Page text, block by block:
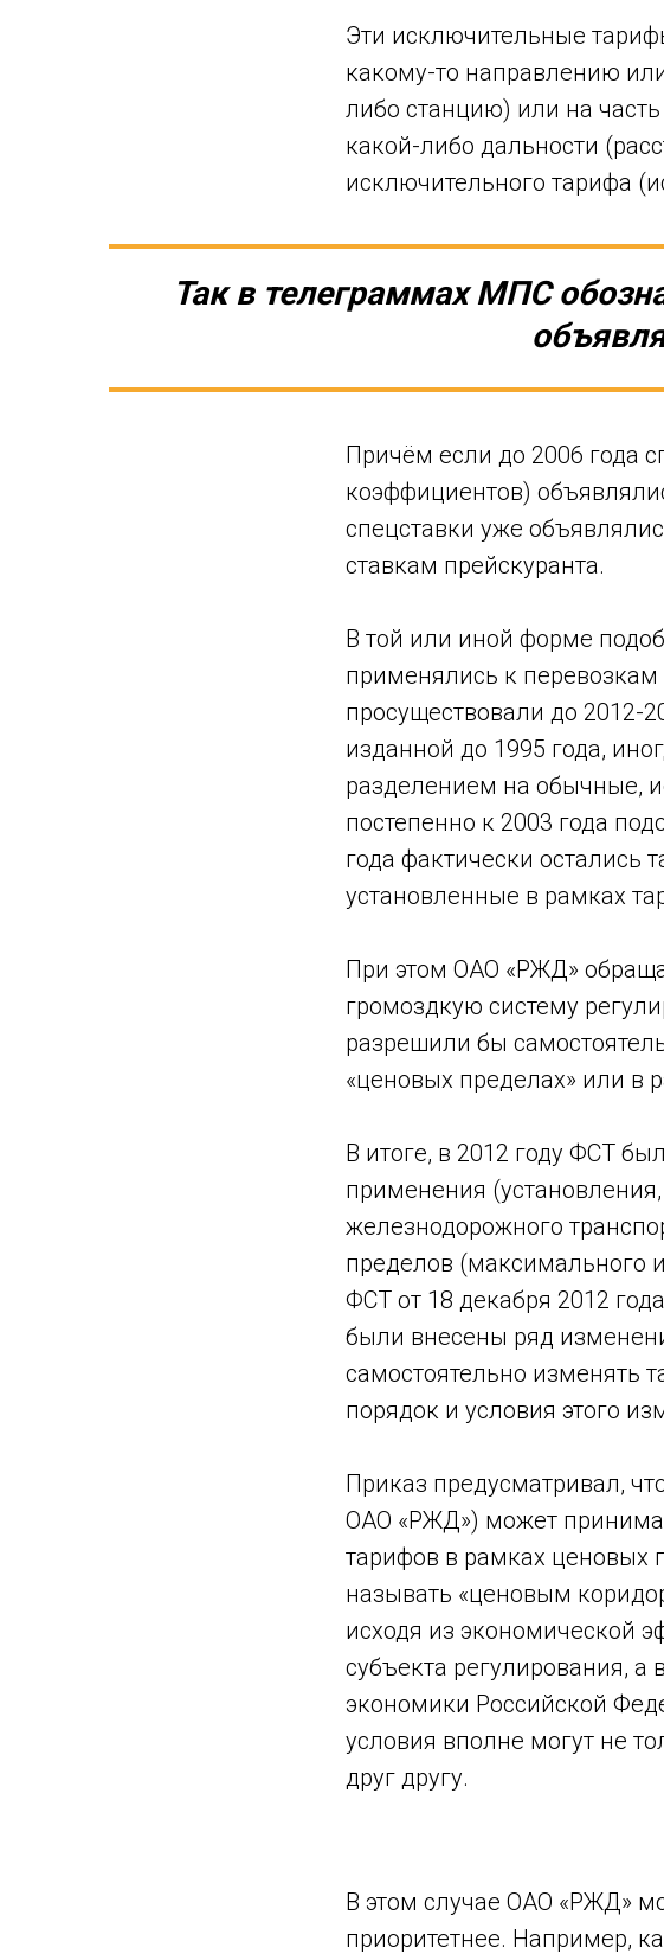
Эти исключительные
какому-то направлению
либо станцию) или на
какой-либо дальности
исключительного тарифа
Так в телеграммах МПС
Причём если до 2006 года
коэффициентов)
спецставки уже
ставкам прейскуранта.
В той или иной форме
применялись к перевозкам
просуществовали до 2012-
изданной до 1995 года,
разделением на обычные,
постепенно к 2003 года
года фактически
установленные в рамках
При этом ОАО «РЖД»
громоздкую систему
разрешили бы
«ценовых пределах» или в
В итоге, в 2012 году ФСТ
применения
железнодорожного
пределов (максимального
ФСТ от 18 декабря 2012
были внесены ряд
самостоятельно изменять
порядок и условия этого
Приказ предусматривал,
ОАО «РЖД») может
тарифов в рамках ценовых
называть «ценовым
исходя из экономической
субъекта регулирования,
экономики Российской
условия вполне могут не
друг другу.
В этом случае ОАО «РЖД»
приоритетнее. Например,